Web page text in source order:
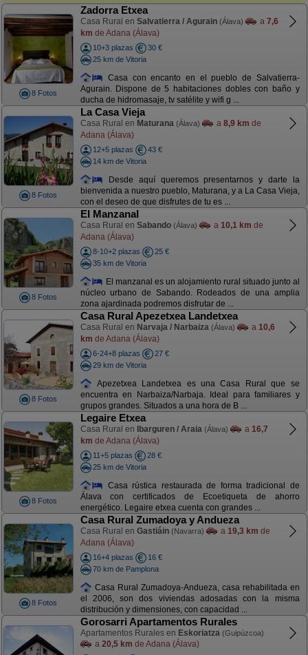
8 Fotos
Zadorra Etxea
Casa Rural en Salvatierra / Agurain (Álava) a 7,6
km de Adana (Álava)
10+3 plazas
30 €
25 km de Vitoria
Casa con encanto en el pueblo de Salvatierra-
Agurain. Dispone de 5 habitaciones dobles con baño y
ducha de hidromasaje, tv satélite y wifi g ...
8 Fotos
La Casa Vieja
Casa Rural en Maturana (Álava) a 8,9 km de
Adana (Álava)
12+5 plazas
43 €
14 km de Vitoria
Desde aquí queremos presentarnos y darte la
bienvenida a nuestro pueblo, Maturana, y a La Casa Vieja,
con el deseo de que disfrutes de tu es ...
8 Fotos
El Manzanal
Casa Rural en Sabando (Álava) a 10,1 km de
Adana (Álava)
8-10+2 plazas
25 €
35 km de Vitoria
El manzanal es un alojamiento rural situado junto al
núcleo urbano de Sabando. Rodeados de una amplia
zona ajardinada podremos disfrutar de ...
8 Fotos
Casa Rural Apezetxea Landetxea
Casa Rural en Narvaja / Narbaiza (Álava) a 10,6
km de Adana (Álava)
6-24+8 plazas
27 €
29 km de Vitoria
Apezetxea Landetxea es una Casa Rural que se
encuentra en Narbaiza/Narbaja. Ideal para familiares y
grupos grandes. Situados a una hora de B ...
8 Fotos
Legaire Etxea
Casa Rural en Ibarguren / Araia (Álava) a 16,7
km de Adana (Álava)
11+5 plazas
28 €
25 km de Vitoria
Casa rústica restaurada de forma tradicional de
Álava con certificados de Ecoetiqueta de ahorro
energético. Legaire etxea cuenta con grandes ...
8 Fotos
Casa Rural Zumadoya y Andueza
Casa Rural en Gastiáin (Navarra) a 19,3 km de
Adana (Álava)
16+4 plazas
16 €
70 km de Pamplona
Casa Rural Zumadoya-Andueza, casa rehabilitada en
el 2006, son dos viviendas adosadas con la misma
distribución y dimensiones, con capacidad ...
Gorosarri Apartamentos Rurales
Apartamentos Rurales en Eskoriatza (Guipúzcoa)
a 20,5 km de Adana (Álava)